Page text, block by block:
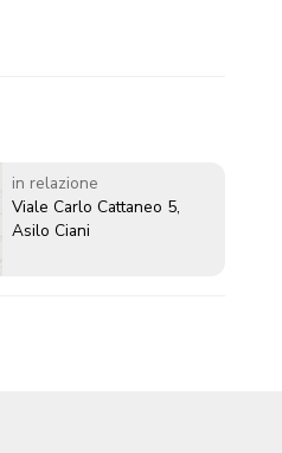
in relazione
Viale Carlo Cattaneo 5,
Asilo Ciani